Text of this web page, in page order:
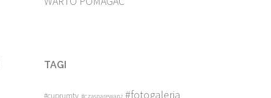
TAGI
#cuprumtv #czasnarewanż #fotogaleria